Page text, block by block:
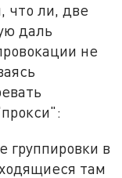
что ли, две
даль
не
в
там